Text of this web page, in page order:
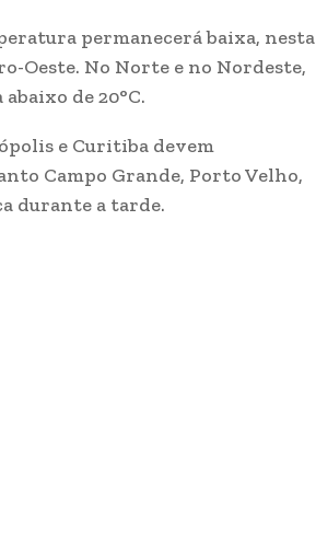
permanecerá baixa, nesta
Oeste. No Norte e no Nordeste,
de 20°C.
e Curitiba devem
Campo Grande, Porto Velho,
durante a tarde.